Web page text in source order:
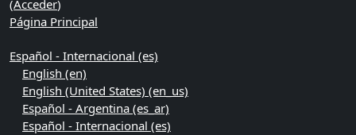
(Acceder)
Página Principal
Español - Internacional ‎(es)‎
English ‎(en)‎
English (United States) ‎(en_us)‎
Español - Argentina ‎(es_ar)‎
Español - Internacional ‎(es)‎